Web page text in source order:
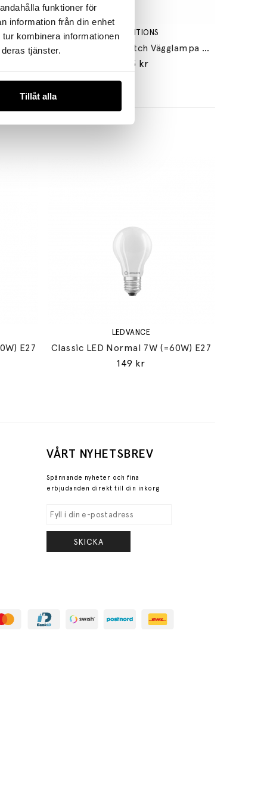
funktioner för
information från din enhet
kombinera informationen
tjänster.
Tillåt alla
Lampe Gras N°304 SW Vägglampa Svart
DCW ÉDITIONS
Biny Spot Bulb Switch Vägglampa Black/Polished Nickel
2685 kr
E27
LEDVANCE
Classic LED Normal 7W (=60W) E27
149 kr
VÅRT NYHETSBREV
Spännande nyheter och fina
erbjudanden direkt till din inkorg
SKICKA